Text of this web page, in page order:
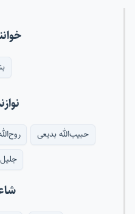
حبیب‌الله بدیعی